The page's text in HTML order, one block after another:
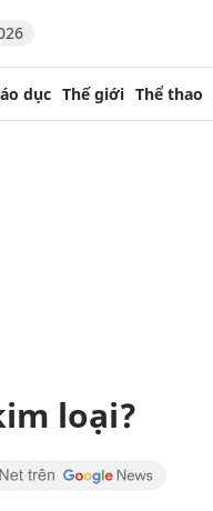
dục Thế giới Thể thao
loại?